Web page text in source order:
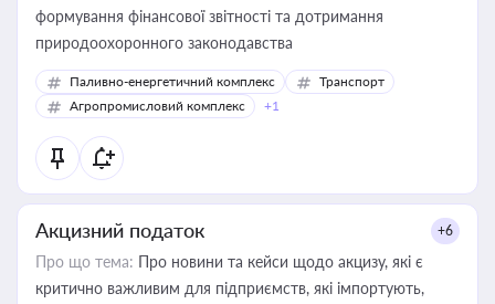
формування фінансової звітності та дотримання
природоохоронного законодавства
Паливно-енергетичний комплекс
Транспорт
Агропромисловий комплекс
+1
Акцизний податок +6
Про що тема: Про новини та кейси щодо акцизу, які є
критично важливим для підприємств, які імпортують,